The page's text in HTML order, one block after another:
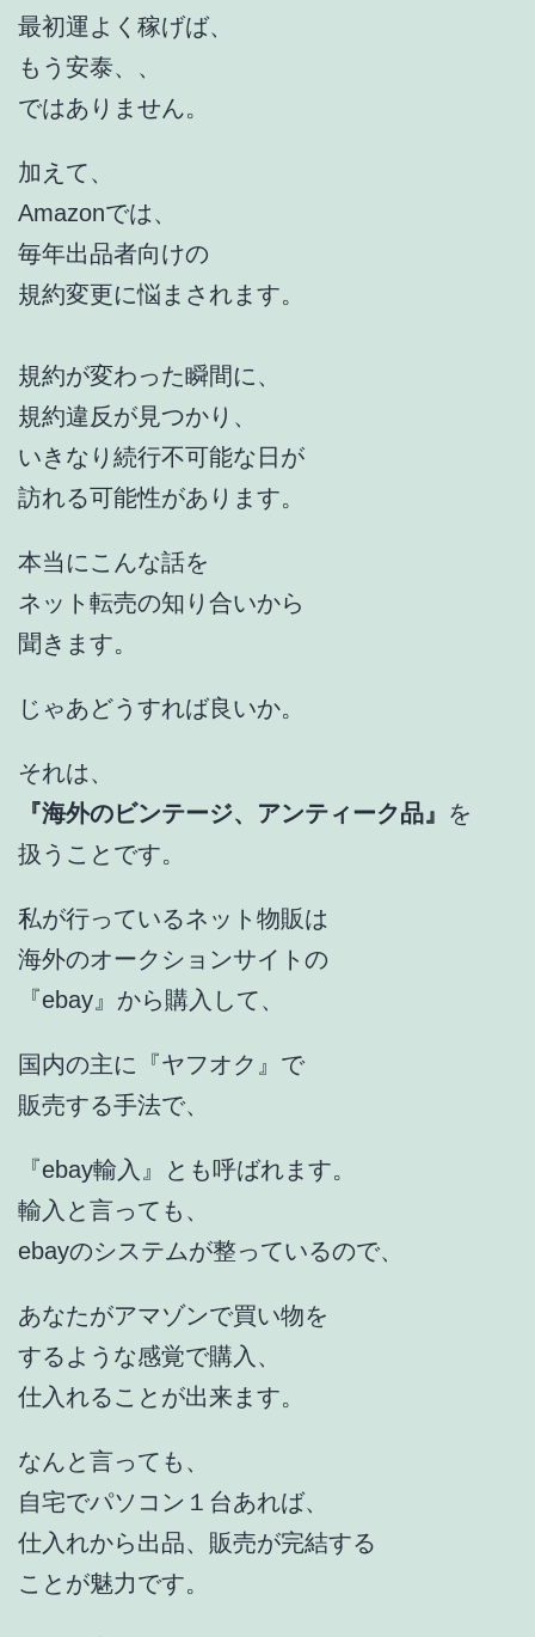
最初運よく稼げば、
もう安泰、、
ではありません。
加えて、
Amazonでは、
毎年出品者向けの
規約変更に悩まされます。
規約が変わった瞬間に、
規約違反が見つかり、
いきなり続行不可能な日が
訪れる可能性があります。
本当にこんな話を
ネット転売の知り合いから
聞きます。
じゃあどうすれば良いか。
それは、
『海外のビンテージ、アンティーク品』 を
扱うことです。
私が行っているネット物販は
海外のオークションサイトの
『ebay』から購入して、
国内の主に『ヤフオク』で
販売する手法で、
『ebay輸入』とも呼ばれます。
輸入と言っても、
ebayのシステムが整っているので、
あなたがアマゾンで買い物を
するような感覚で購入、
仕入れることが出来ます。
なんと言っても、
自宅でパソコン１台あれば、
仕入れから出品、販売が完結する
ことが魅力です。